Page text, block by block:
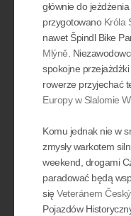
głównie do
przygotowano Króla
nawet Špindl Bike
Mlýně .
spokojne przejażdżki
rowerze przyjechać
Europy w Slalomie
Komu jednak nie w
zmysły warkotem
weekend, drogami
paradować będą
sięVeteránem
Pojazdów